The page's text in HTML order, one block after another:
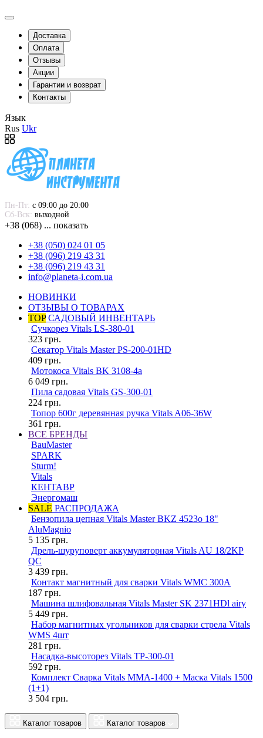
Доставка
Оплата
Отзывы
Акции
Гарантии и возврат
Контакты
Язык
Rus Ukr
Пн-Пт: с 09:00 до 20:00
Сб-Вск: выходной
+38 (068) ... показать
+38 (050) 024 01 05
+38 (096) 219 43 31
+38 (096) 219 43 31
info@planeta-i.com.ua
НОВИНКИ
ОТЗЫВЫ О ТОВАРАХ
TOPСАДОВЫЙ ИНВЕНТАРЬ
Сучкорез Vitals LS-380-01
323 грн.
Секатор Vitals Master PS-200-01HD
409 грн.
Мотокоса Vitals BK 3108-4a
6 049 грн.
Пила садовая Vitals GS-300-01
224 грн.
Топор 600г деревянная ручка Vitals A06-36W
361 грн.
ВСЕ БРЕНДЫ
BauMaster
SPARK
Sturm!
Vitals
КЕНТАВР
Энергомаш
SALE РАСПРОДАЖА
Бензопила цепная Vitals Master BKZ 4523o 18"
AluMagnio
5 135 грн.
Дрель-шуруповерт аккумуляторная Vitals AU 18/2KP
QC
3 439 грн.
Контакт магнитный для сварки Vitals WMC 300A
187 грн.
Машина шлифовальная Vitals Master SK 2371HDl airy
5 449 грн.
Набор магнитных угольников для сварки стрела Vitals
WMS 4шт
281 грн.
Насадка-высоторез Vitals TP-300-01
592 грн.
Комплект Сварка Vitals MMA-1400 + Маска Vitals 1500
(1+1)
3 504 грн.
Каталог товаров Каталог товаров